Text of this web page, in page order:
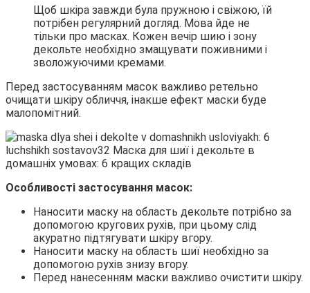
Щоб шкіра завжди була пружною і свіжою, їй
потрібен регулярний догляд. Мова йде не
тільки про масках. Кожен вечір шию і зону
декольте необхідно змащувати поживними і
зволожуючими кремами.
Перед застосуванням масок важливо ретельно
очищати шкіру обличчя, інакше ефект маски буде
малопомітний.
Особливості застосування масок:
Наносити маску на область декольте потрібно за
допомогою кругових рухів, при цьому слід
акуратно підтягувати шкіру вгору.
Наносити маску на область шиї необхідно за
допомогою рухів знизу вгору.
Перед нанесенням маски важливо очистити шкіру.